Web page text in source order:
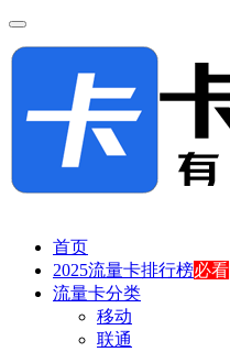
首页
2025流量卡排行榜必看
流量卡分类
移动
联通